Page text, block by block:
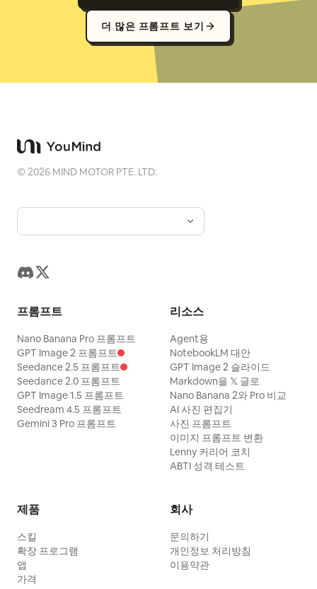
더 많은 프롬프트 보기
©2026 MIND MOTOR PTE. LTD.
프롬프트
Nano Banana Pro 프롬프트
GPT Image 2 프롬프트
Seedance 2.5 프롬프트
Seedance 2.0 프롬프트
GPT Image 1.5 프롬프트
Seedream 4.5 프롬프트
Gemini 3 Pro 프롬프트
리소스
Agent용
NotebookLM 대안
GPT Image 2 슬라이드
Markdown을 𝕏 글로
Nano Banana 2와 Pro 비교
AI 사진 편집기
사진 프롬프트
이미지 프롬프트 변환
Lenny 커리어 코치
ABTI 성격 테스트
제품
스킬
확장 프로그램
앱
가격
회사
문의하기
개인정보 처리방침
이용약관